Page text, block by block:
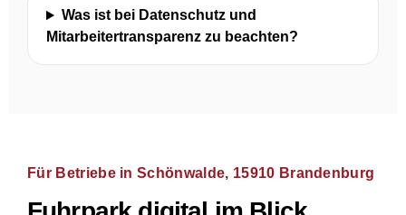
Was ist bei Datenschutz und
Mitarbeitertransparenz zu beachten?
Für Betriebe in Schönwalde, 15910 Brandenburg